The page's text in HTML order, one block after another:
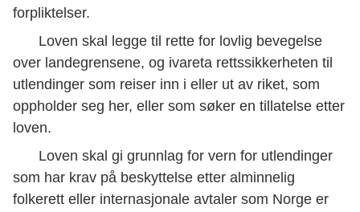
forpliktelser.
Loven skal legge til rette for lovlig bevegelse
over landegrensene, og ivareta rettssikkerheten til
utlendinger som reiser inn i eller ut av riket, som
oppholder seg her, eller som søker en tillatelse etter
loven.
Loven skal gi grunnlag for vern for utlendinger
som har krav på beskyttelse etter alminnelig
folkerett eller internasjonale avtaler som Norge er